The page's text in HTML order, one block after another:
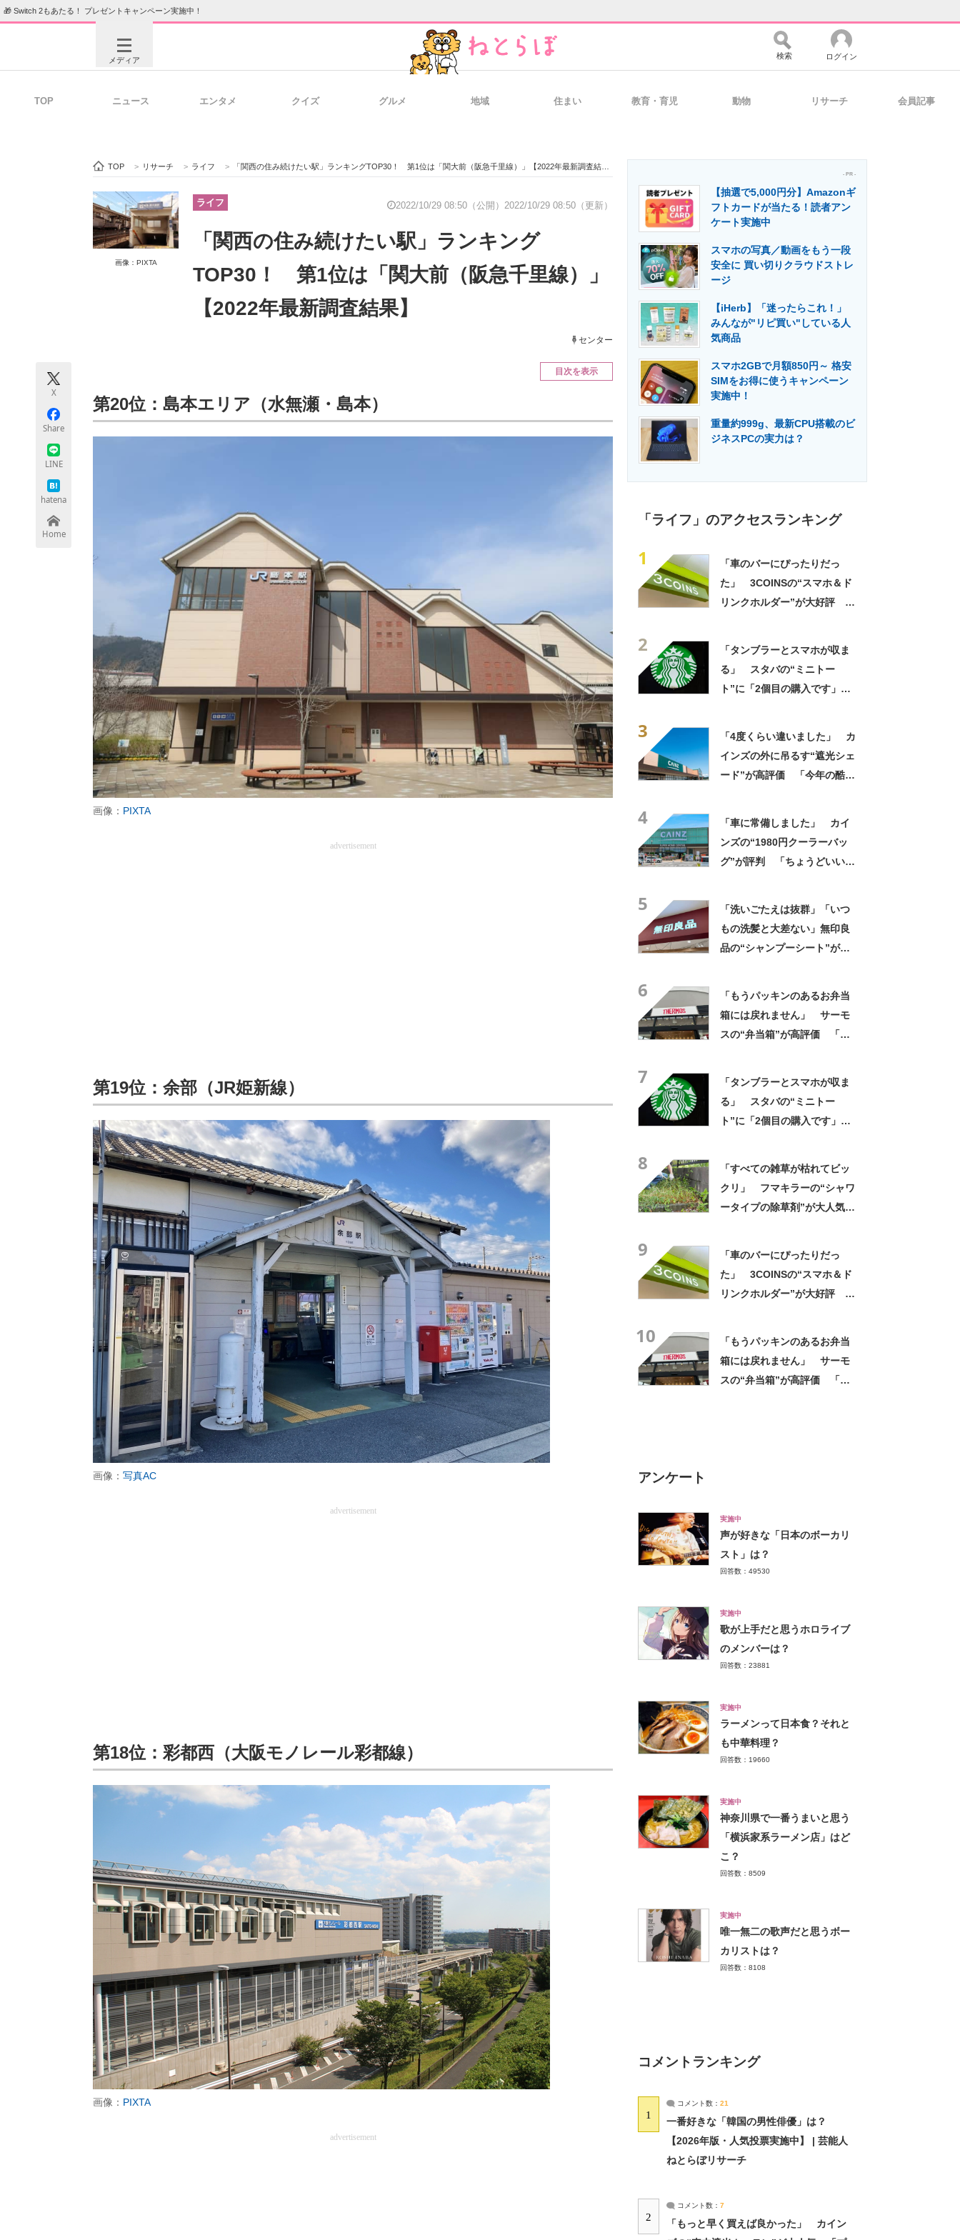
🎁 Switch 2もあたる！ プレゼントキャンペーン実施中！
メディア
ビジネスと働き方のヒント 経営リーダーのコミュニティ マーケ×ITの今がよく分かる
ITエンジニア向け専門サイト IT製品の技術・比較・事例 製造業のIT導入・活用を支援
エネルギーの専門メディア 建設×テクノロジーの最前線
ちょっと気になるネットの話題
検索 ログイン
TOP ニュース エンタメ クイズ グルメ 地域 住まい 教育・育児 動物 リサーチ 会員記事
TOP > リサーチ > ライフ > 「関西の住み続けたい駅」ランキングTOP30！ 第1位は「関大前（阪急千里線）」【2022年最新調査結果】
画像：PIXTA
ライフ 2022/10/29 08:50（公開） 2022/10/29 08:50（更新）
「関西の住み続けたい駅」ランキング
TOP30！ 第1位は「関大前（阪急千里線）」
【2022年最新調査結果】
センター
X
Share
LINE
hatena
Home
目次を表示
第20位：島本エリア（水無瀬・島本）
画像： PIXTA
advertisement
第19位：余部（JR姫新線）
画像： 写真AC
advertisement
第18位：彩都西（大阪モノレール彩都線）
画像： PIXTA
advertisement
- PR -
【抽選で5,000円分】Amazonギ
フトカードが当たる！読者アン
ケート実施中
スマホの写真／動画をもう一段
安全に 買い切りクラウドストレ
ージ
【iHerb】「迷ったらこれ！」
みんなが"リピ買い"している人
気商品
スマホ2GBで月額850円～ 格安
SIMをお得に使うキャンペーン
実施中！
重量約999g、最新CPU搭載のビ
ジネスPCの実力は？
「ライフ」のアクセスランキング
1
「車のバーにぴったりだっ
た」 3COINSの“スマホ＆ド
リンクホルダー”が大好評
2
「タンブラーとスマホが収ま
る」 スタバの“ミニトー
ト”に「2個目の購入です」
3
「4度くらい違いました」 カ
インズの外に吊るす“遮光シェ
ード”が高評価 「今年の酷暑
4
「車に常備しました」 カイ
ンズの“1980円クーラーバッ
グ”が評判 「ちょうどいい大
5
「洗いごたえは抜群」「いつ
もの洗髪と大差ない」無印良
品の“シャンプーシート”が話
6
「もうパッキンのあるお弁当
箱には戻れません」 サーモ
スの“弁当箱”が高評価 「想
7
「タンブラーとスマホが収ま
る」 スタバの“ミニトー
ト”に「2個目の購入です」
8
「すべての雑草が枯れてビッ
クリ」 フマキラーの“シャワ
ータイプの除草剤”が大人気
9
「車のバーにぴったりだっ
た」 3COINSの“スマホ＆ド
リンクホルダー”が大好評
10
「もうパッキンのあるお弁当
箱には戻れません」 サーモ
スの“弁当箱”が高評価 「想
アンケート
実施中
声が好きな「日本のボーカリ
スト」は？
回答数：49530
実施中
歌が上手だと思うホロライブ
のメンバーは？
回答数：23881
実施中
ラーメンって日本食？それと
も中華料理？
回答数：19660
実施中
神奈川県で一番うまいと思う
「横浜家系ラーメン店」はど
こ？
回答数：8509
実施中
唯一無二の歌声だと思うボー
カリストは？
回答数：8108
コメントランキング
1
コメント数： 21
一番好きな「韓国の男性俳優」は？
【2026年版・人気投票実施中】 | 芸能人
ねとらぼリサーチ
2
コメント数： 7
「もっと早く買えば良かった」 カイン